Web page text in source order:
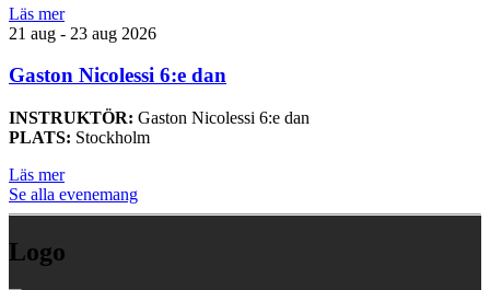
Läs mer
21 aug - 23 aug 2026
Gaston Nicolessi 6:e dan
INSTRUKTÖR: Gaston Nicolessi 6:e dan
PLATS: Stockholm
Läs mer
Se alla evenemang
Logo